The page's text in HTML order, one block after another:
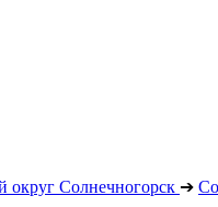
округ Солнечногорск ➔